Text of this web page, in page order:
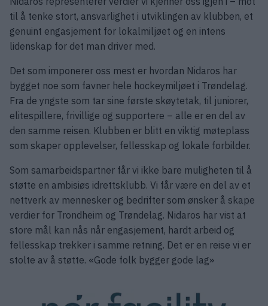
til å tenke stort, ansvarlighet i utviklingen av klubben, et
genuint engasjement for lokalmiljøet og en intens
lidenskap for det man driver med.
Det som imponerer oss mest er hvordan Nidaros har
bygget noe som favner hele hockeymiljøet i Trøndelag.
Fra de yngste som tar sine første skøytetak, til juniorer,
elitespillere, frivillige og supportere – alle er en del av
den samme reisen. Klubben er blitt en viktig møteplass
som skaper opplevelser, fellesskap og lokale forbilder.
Som samarbeidspartner får vi ikke bare muligheten til å
støtte en ambisiøs idrettsklubb. Vi får være en del av et
nettverk av mennesker og bedrifter som ønsker å skape
verdier for Trondheim og Trøndelag. Nidaros har vist at
store mål kan nås når engasjement, hardt arbeid og
fellesskap trekker i samme retning. Det er en reise vi er
stolte av å støtte. «Gode folk bygger gode lag»